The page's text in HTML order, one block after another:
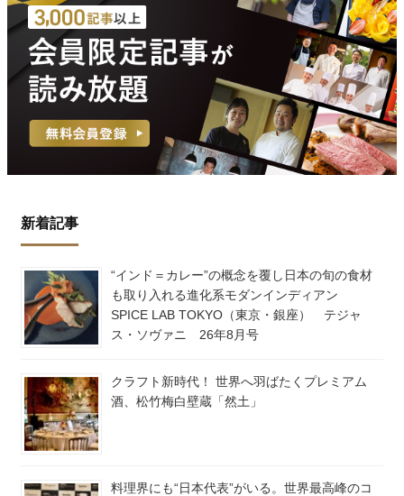
新着記事
“インド＝カレー”の概念を覆し日本の旬の食材
も取り入れる進化系モダンインディアン
SPICE LAB TOKYO（東京・銀座） テジャ
ス・ソヴァニ 26年8月号
クラフト新時代！ 世界へ羽ばたくプレミアム
酒、松竹梅白壁蔵「然土」
料理界にも“日本代表”がいる。世界最高峰のコ